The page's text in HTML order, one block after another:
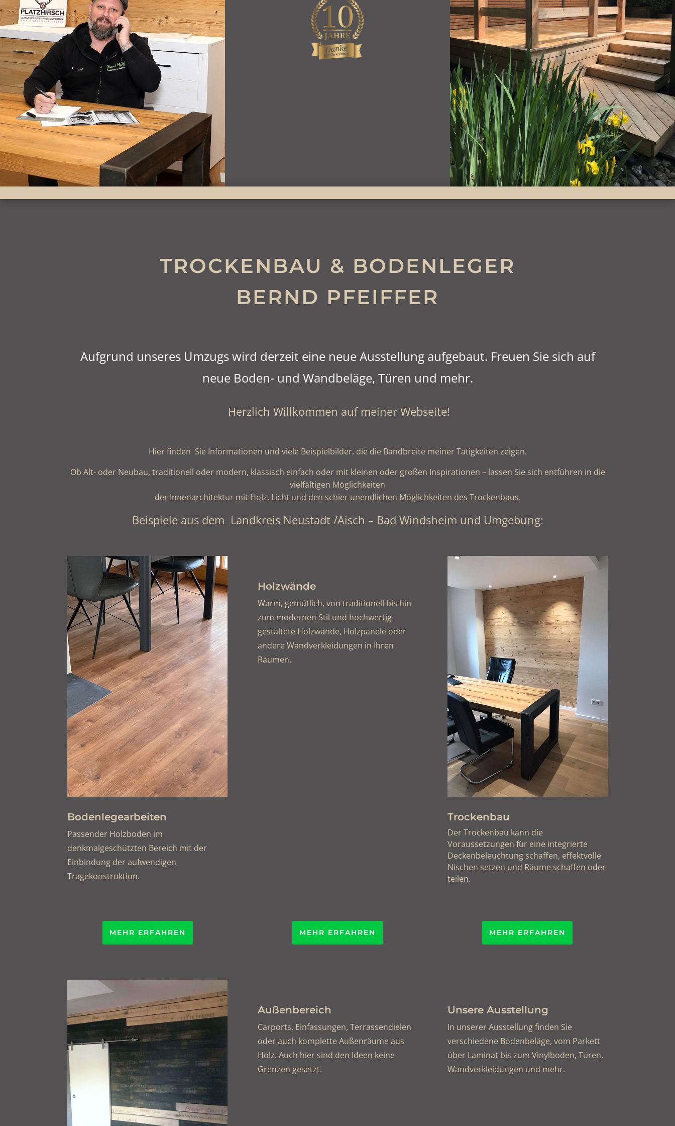
TROCKENBAU & BODENLEGER
BERND PFEIFFER
Aufgrund unseres Umzugs wird derzeit eine neue Ausstellung aufgebaut. Freuen Sie sich auf
neue Boden- und Wandbeläge, Türen und mehr.
Herzlich Willkommen auf meiner Webseite!
Hier finden Sie Informationen und viele Beispielbilder, die die Bandbreite meiner Tätigkeiten zeigen.
Ob Alt- oder Neubau, traditionell oder modern, klassisch einfach oder mit kleinen oder großen Inspirationen – lassen Sie sich entführen in die
vielfältigen Möglichkeiten
der Innenarchitektur mit Holz, Licht und den schier unendlichen Möglichkeiten des Trockenbaus.
Beispiele aus dem Landkreis Neustadt /Aisch – Bad Windsheim und Umgebung:
Bodenlegearbeiten
Passender Holzboden im
denkmalgeschützten Bereich mit der
Einbindung der aufwendigen
Tragekonstruktion.
Holzwände
Warm, gemütlich, von traditionell bis hin
zum modernen Stil und hochwertig
gestaltete Holzwände, Holzpanele oder
andere Wandverkleidungen in Ihren
Räumen.
Trockenbau
Der Trockenbau kann die
Voraussetzungen für eine integrierte
Deckenbeleuchtung schaffen, effektvolle
Nischen setzen und Räume schaffen oder
teilen.
MEHR ERFAHREN MEHR ERFAHREN MEHR ERFAHREN
Außenbereich
Carports, Einfassungen, Terrassendielen
oder auch komplette Außenräume aus
Holz. Auch hier sind den Ideen keine
Grenzen gesetzt.
Unsere Ausstellung
In unserer Ausstellung finden Sie
verschiedene Bodenbeläge, vom Parkett
über Laminat bis zum Vinylboden, Türen,
Wandverkleidungen und mehr.